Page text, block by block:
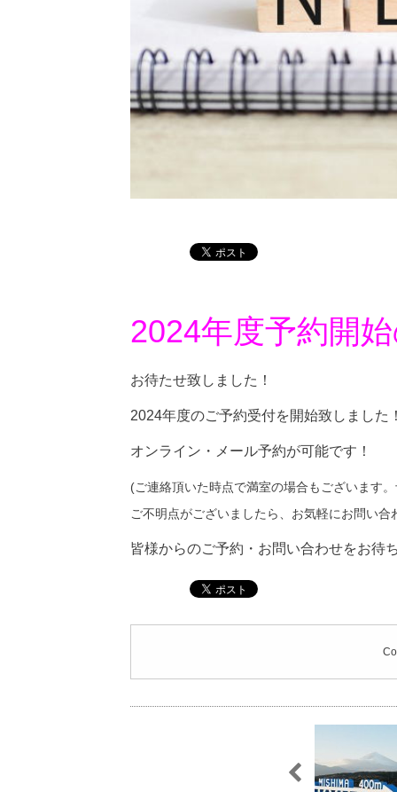
2024年度予約開
お待たせ致しました！
2024年度のご予約受付を開始致しました
オンライン・メール予約が可能です！
(ご連絡頂いた時点で満室の場合もございます
ご不明点がございましたら、お気軽にお問い合
皆様からのご予約・お問い合わせをお待